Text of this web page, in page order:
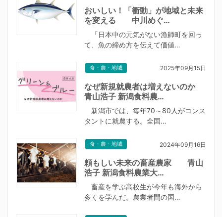
おいしい！「衝動」が地域と未来
を変える 中川めぐ…
「日本中の元気がない漁師町を回っ
て、魚の締め方を伝えて価値…
食・農・地域 2025年09月15日
なぜ新規就農者は増えないのか
青山浩子 新潟食料農…
新潟市では、毎年70～80人がコンス
タントに就農する。全国…
食・農・地域 2024年09月16日
頼もしい未来の畜産農家 青山
浩子 新潟食料農業大…
畜産を学ぶ高校生が今年も海外から
多くを学んだ。農業者間の国…